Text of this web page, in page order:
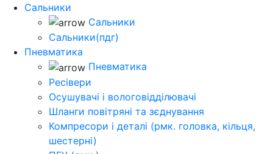
Сальники
Сальники
Сальники(пдг)
Пневматика
Пневматика
Ресівери
Осушувачі і вологовідділювачі
Шланги повітряні та зєднування
Компресори і деталі (рмк. головка, кільця,
шестерні)